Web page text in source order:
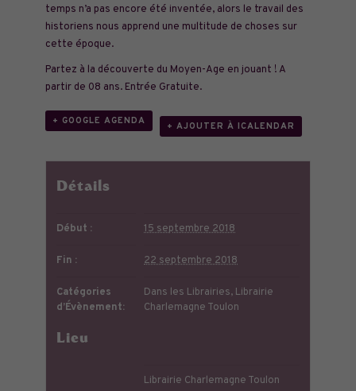
temps n’a pas encore été inventée, alors le travail des
historiens nous apprend une multitude de choses sur
cette époque.
Partez à la découverte du Moyen-Age en jouant ! A
partir de 08 ans. Entrée Gratuite.
+ GOOGLE AGENDA
+ AJOUTER À ICALENDAR
Détails
Début : 15 septembre 2018
Fin : 22 septembre 2018
Catégories
d’Évènement:
Dans les Librairies, Librairie
Charlemagne Toulon
Lieu
Librairie Charlemagne Toulon